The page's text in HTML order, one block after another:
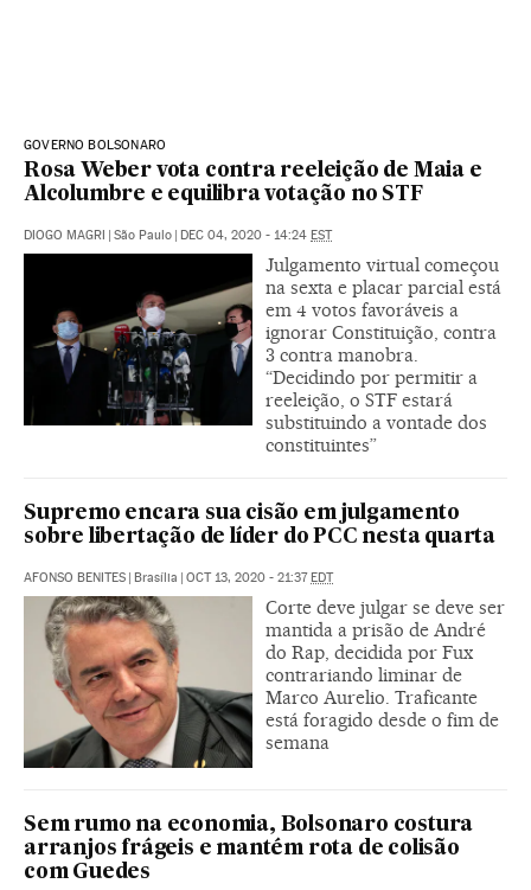
GOVERNO BOLSONARO
Rosa Weber vota contra reeleição de Maia e
Alcolumbre e equilibra votação no STF
DIOGO MAGRI | São Paulo | DEC 04, 2020 - 14:24 EST
Julgamento virtual começou
na sexta e placar parcial está
em 4 votos favoráveis a
ignorar Constituição, contra
3 contra manobra.
“Decidindo por permitir a
reeleição, o STF estará
substituindo a vontade dos
constituintes”
Supremo encara sua cisão em julgamento
sobre libertação de líder do PCC nesta quarta
AFONSO BENITES | Brasília | OCT 13, 2020 - 21:37EDT
Corte deve julgar se deve ser
mantida a prisão de André
do Rap, decidida por Fux
contrariando liminar de
Marco Aurelio. Traficante
está foragido desde o fim de
semana
Sem rumo na economia, Bolsonaro costura
arranjos frágeis e mantém rota de colisão
com Guedes